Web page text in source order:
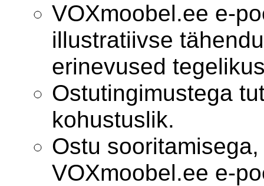
VOXmoobel.ee e-
illustratiivse
erinevused
Ostutingimustega
kohustuslik.
Ostu
VOXmoobel.ee e-